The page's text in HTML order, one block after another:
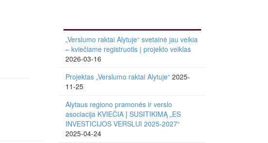
„Verslumo raktai Alytuje“ svetainė jau veikia
– kviečiame registruotis į projekto veiklas
2026-03-16
Projektas „Verslumo raktai Alytuje“ 2025-
11-25
Alytaus regiono pramonės ir verslo
asociacija KVIEČIA Į SUSITIKIMĄ „ES
INVESTICIJOS VERSLUI 2025-2027“
2025-04-24